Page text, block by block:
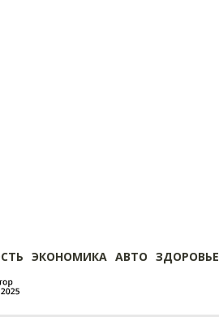
ЭКОНОМИКА АВТО ЗДОРОВЬЕ